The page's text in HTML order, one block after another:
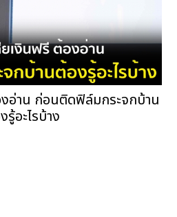
งอ่าน ก่อนติดฟิล์มกระจกบ้าน
รู้อะไรบ้าง